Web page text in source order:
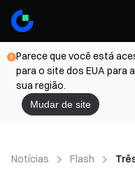
Parece que você está
para o site dos EUA
sua região.
Mudar de site
Notícias Flash